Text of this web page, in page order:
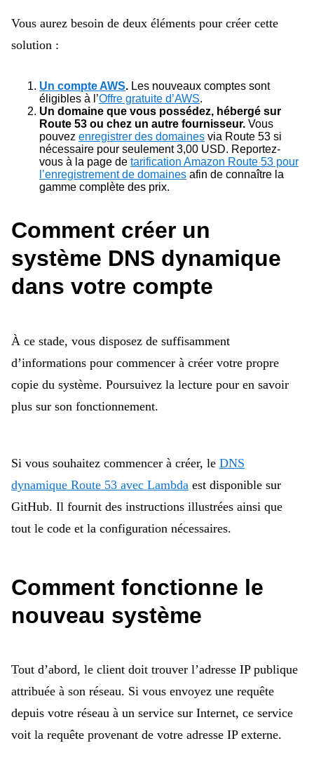
Vous aurez besoin de deux éléments pour créer cette
solution :
Un compte AWS. Les nouveaux comptes sont
éligibles à l’Offre gratuite d’AWS.
Un domaine que vous possédez, hébergé sur
Route 53 ou chez un autre fournisseur. Vous
pouvez enregistrer des domaines via Route 53 si
nécessaire pour seulement 3,00 USD. Reportez-
vous à la page de tarification Amazon Route 53 pour
l’enregistrement de domaines afin de connaître la
gamme complète des prix.
Comment créer un
système DNS dynamique
dans votre compte
À ce stade, vous disposez de suffisamment
d’informations pour commencer à créer votre propre
copie du système. Poursuivez la lecture pour en savoir
plus sur son fonctionnement.
Si vous souhaitez commencer à créer, le DNS
dynamique Route 53 avec Lambda est disponible sur
GitHub. Il fournit des instructions illustrées ainsi que
tout le code et la configuration nécessaires.
Comment fonctionne le
nouveau système
Tout d’abord, le client doit trouver l’adresse IP publique
attribuée à son réseau. Si vous envoyez une requête
depuis votre réseau à un service sur Internet, ce service
voit la requête provenant de votre adresse IP externe.